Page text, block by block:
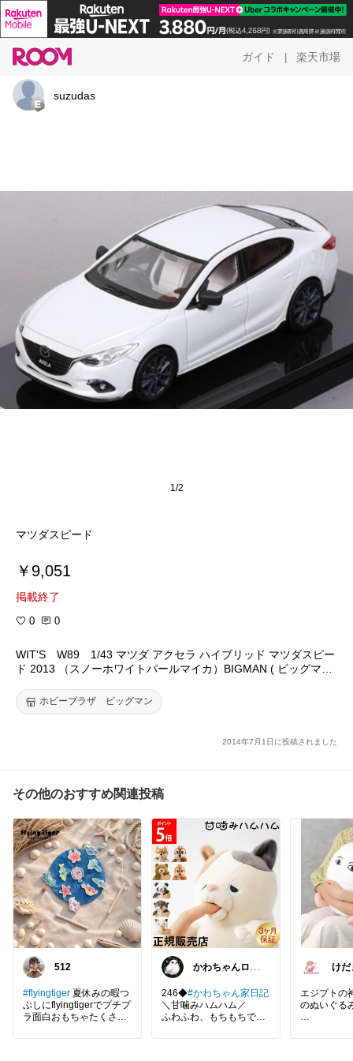
ガイド 楽天市場
suzudas
1/2
マツダスピード
￥9,051
掲載終了
0 0
WIT'S W89 1/43 マツダ アクセラ ハイブリッド マツダスピー
ド 2013 （スノーホワイトパールマイカ）BIGMAN ( ビッグマン
ホビープラザ ビッグマン
2014年7月1日に投稿されました
その他のおすすめ関連投稿
512
#flyingtiger 夏休みの暇つ
ぶしにflyingtigerでプチプ
ラ面白おもちゃたくさん
​かわちゃんロス
る紹介
246◆#かわちゃん家日記
＼甘噛みハムハム／
ふわふわ、もちもちでか
けだ
エジプトの
のぬいぐる